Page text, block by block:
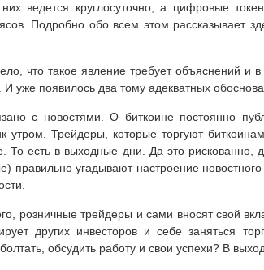
них ведется круглосуточно, а цифровые
Подробно обо всем этом рассказывает
что такое явление требует объяснений и
И уже появилось два тому адекватных
с новостями. О биткоине постоянно
утром. Трейдеры, которые торгуют
То есть в выходные дни. Да это рискованно,
правильно угадывают настроение
розничные трейдеры и сами вносят свой
других инвесторов и себе заняться
обсудить работу и свои успехи? В